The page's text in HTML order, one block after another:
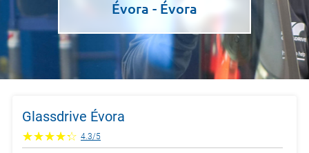
Évora - Évora
Glassdrive Évora
4.3/5